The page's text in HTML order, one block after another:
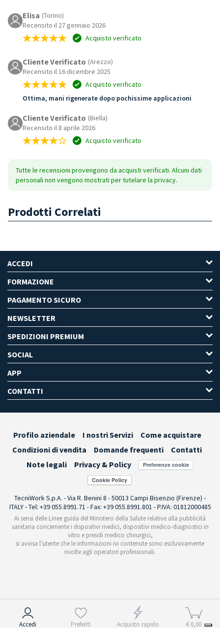
Accedi Preferiti Acquisto rapido € 0,00
Elisa (Torino)
Recensito il 27 gennaio 2026
Acquisto verificato
Cliente Verificato (Arezzo)
Recensito il 16 dicembre 2025
Acquisto verificato
Ottima, mani rigenerate dopo pochissime applicazioni
Cliente Verificato (Biella)
Recensito il 8 aprile 2026
Acquisto verificato
Tutte le recensioni provengono da acquisti verificati. Alcuni dati
personali non vengono mostrati per tutelare la privacy.
Prodotti Correlati
ACCEDI
FORMAZIONE
PAGAMENTO SICURO
NEWSLETTER
SPEDIZIONI PREMIUM
SOCIAL
APP
CONTATTI
Profilo aziendale I nostri Servizi
Come acquistare
Condizioni di vendita
Domande frequenti
Contatti
Note legali
Privacy & Policy Preferenze cookie
TecniWork S.p.A. - Via R. Benini 8 - 50013 Campi Bisenzio (Firenze) -
ITALY - Tel: +39 055.8991.71 - Fax: +39 055.8991.801 - P.IVA: 01812000485
Ai sensi delle Linee guida del Ministero della Salute relative alla pubblicità
sanitaria concernente i dispositivi medici, dispositivi medico-diagnostici in
vitro e presidi medico chirurgici,
si avvisa l'utente che le informazioni ivi contenute sono esclusivamente
rivolte agli operatori professionali.
Informativa sulla raccolta